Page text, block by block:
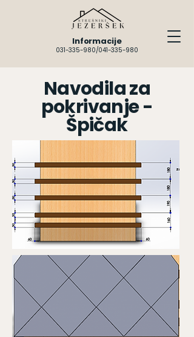
Informacije
031-335-980/041-335-980
Navodila za
pokrivanje -
Špičak